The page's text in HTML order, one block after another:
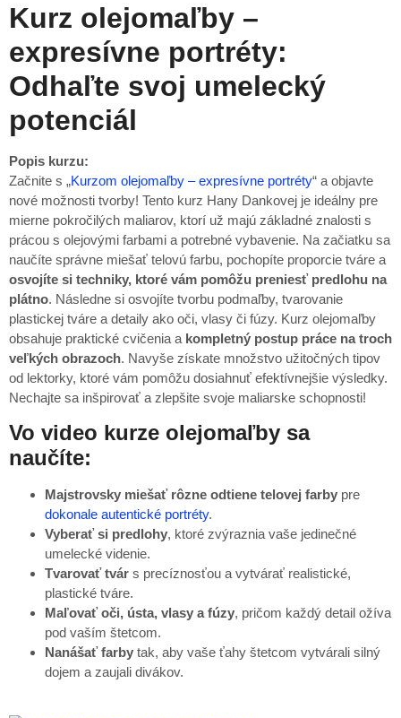
Kurz olejomaľby –
expresívne portréty:
Odhaľte svoj umelecký
potenciál
Popis kurzu:
Začnite s „Kurzom olejomaľby – expresívne portréty“ a objavte
nové možnosti tvorby! Tento kurz Hany Dankovej je ideálny pre
mierne pokročilých maliarov, ktorí už majú základné znalosti s
prácou s olejovými farbami a potrebné vybavenie. Na začiatku sa
naučíte správne miešať telovú farbu, pochopíte proporcie tváre a
osvojíte si techniky, ktoré vám pomôžu preniesť predlohu na
plátno. Následne si osvojíte tvorbu podmaľby, tvarovanie
plastickej tváre a detaily ako oči, vlasy či fúzy. Kurz olejomaľby
obsahuje praktické cvičenia a kompletný postup práce na troch
veľkých obrazoch. Navyše získate množstvo užitočných tipov
od lektorky, ktoré vám pomôžu dosiahnuť efektívnejšie výsledky.
Nechajte sa inšpirovať a zlepšite svoje maliarske schopnosti!
Vo video kurze olejomaľby sa
naučíte:
Majstrovsky miešať rôzne odtiene telovej farby pre
dokonale autentické portréty.
Vyberať si predlohy, ktoré zvýraznia vaše jedinečné
umelecké videnie.
Tvarovať tvár s precíznosťou a vytvárať realistické,
plastické tváre.
Maľovať oči, ústa, vlasy a fúzy, pričom každý detail ožíva
pod vaším štetcom.
Nanášať farby tak, aby vaše ťahy štetcom vytvárali silný
dojem a zaujali divákov.